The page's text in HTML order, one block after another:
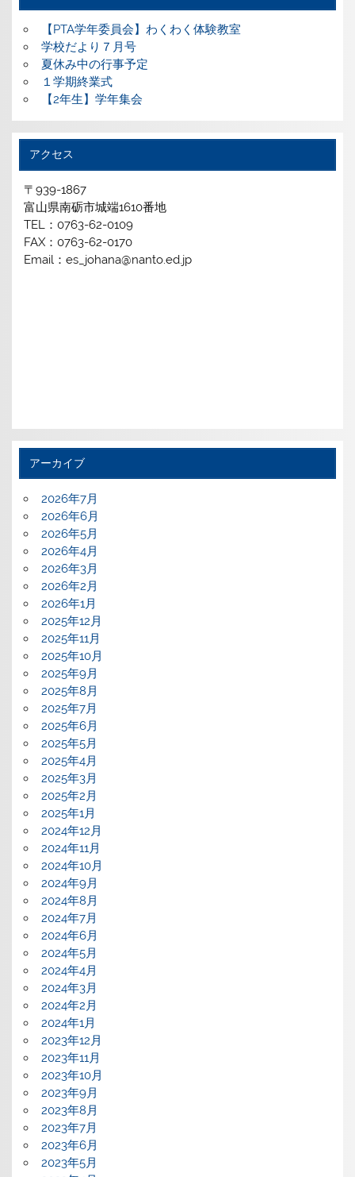
【PTA学年委員会】わくわく体験教室
学校だより７月号
夏休み中の行事予定
１学期終業式
【2年生】学年集会
アクセス
〒939-1867
富山県南砺市城端1610番地
TEL：0763-62-0109
FAX：0763-62-0170
Email：es_johana@nanto.ed.jp
アーカイブ
2026年7月
2026年6月
2026年5月
2026年4月
2026年3月
2026年2月
2026年1月
2025年12月
2025年11月
2025年10月
2025年9月
2025年8月
2025年7月
2025年6月
2025年5月
2025年4月
2025年3月
2025年2月
2025年1月
2024年12月
2024年11月
2024年10月
2024年9月
2024年8月
2024年7月
2024年6月
2024年5月
2024年4月
2024年3月
2024年2月
2024年1月
2023年12月
2023年11月
2023年10月
2023年9月
2023年8月
2023年7月
2023年6月
2023年5月